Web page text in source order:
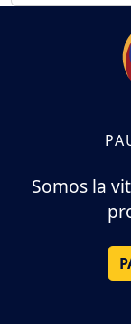
Somos la